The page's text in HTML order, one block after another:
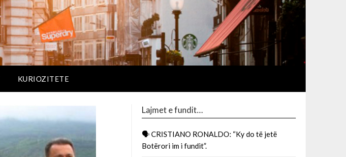
KURIOZITETE
Lajmet e fundit…
🗣 CRISTIANO RONALDO: “Ky do të jetë
Botërori im i fundit”.